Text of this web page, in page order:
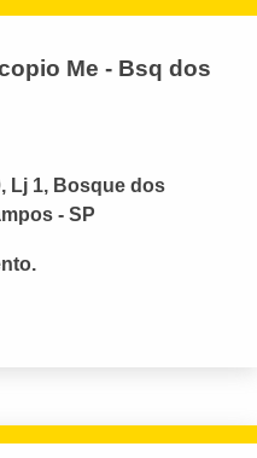
Me - Bsq dos
Lj 1, Bosque dos
- SP